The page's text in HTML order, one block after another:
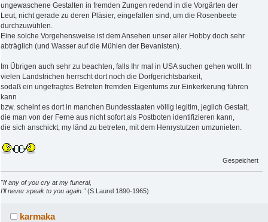
ungewaschene Gestalten in fremden Zungen redend in die Vorgärten der
Leut, nicht gerade zu deren Pläsier, eingefallen sind, um die Rosenbeete
durchzuwühlen.
Eine solche Vorgehensweise ist dem Ansehen unser aller Hobby doch sehr
abträglich (und Wasser auf die Mühlen der Bevanisten).
Im Übrigen auch sehr zu beachten, falls Ihr mal in USA suchen gehen wollt. In
vielen Landstrichen herrscht dort noch die Dorfgerichtsbarkeit,
sodaß ein ungefragtes Betreten fremden Eigentums zur Einkerkerung führen
kann
bzw. scheint es dort in manchen Bundesstaaten völlig legitim, jeglich Gestalt,
die man von der Ferne aus nicht sofort als Postboten identifizieren kann,
die sich anschickt, my länd zu betreten, mit dem Henrystutzen umzunieten.
Gespeichert
"If any of you cry at my funeral,
I'll never speak to you again."(S.Laurel 1890-1965)
karmaka